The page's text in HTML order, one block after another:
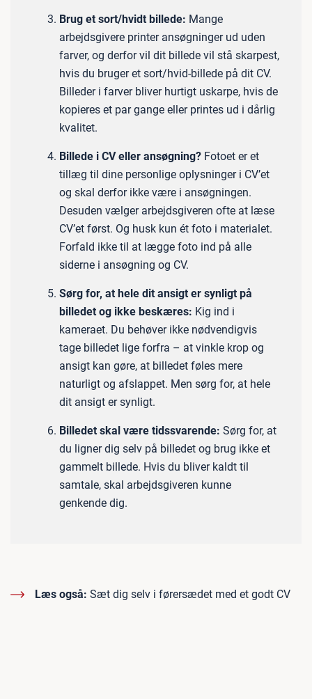
Brug et sort/hvidt billede: Mange
arbejdsgivere printer ansøgninger ud uden
farver, og derfor vil dit billede vil stå skarpest,
hvis du bruger et sort/hvid-billede på dit CV.
Billeder i farver bliver hurtigt uskarpe, hvis de
kopieres et par gange eller printes ud i dårlig
kvalitet.
Billede i CV eller ansøgning? Fotoet er et
tillæg til dine personlige oplysninger i CV’et
og skal derfor ikke være i ansøgningen.
Desuden vælger arbejdsgiveren ofte at læse
CV’et først. Og husk kun ét foto i materialet.
Forfald ikke til at lægge foto ind på alle
siderne i ansøgning og CV.
Sørg for, at hele dit ansigt er synligt på
billedet og ikke beskæres: Kig ind i
kameraet. Du behøver ikke nødvendigvis
tage billedet lige forfra – at vinkle krop og
ansigt kan gøre, at billedet føles mere
naturligt og afslappet. Men sørg for, at hele
dit ansigt er synligt.
Billedet skal være tidssvarende: Sørg for, at
du ligner dig selv på billedet og brug ikke et
gammelt billede. Hvis du bliver kaldt til
samtale, skal arbejdsgiveren kunne
genkende dig.
Læs også: Sæt dig selv i førersædet med et godt CV